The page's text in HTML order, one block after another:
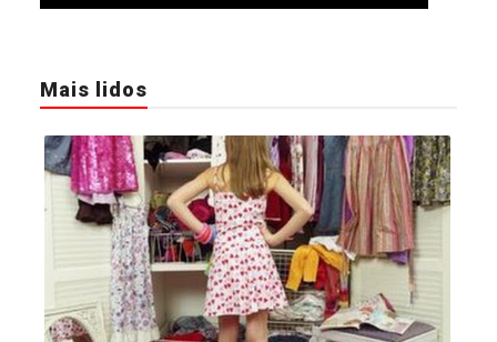
Mais lidos